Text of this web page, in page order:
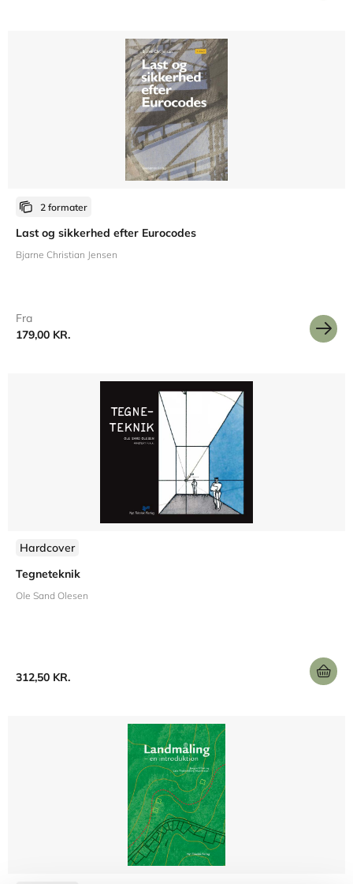
2 formater
Last og sikkerhed efter Eurocodes
Bjarne Christian Jensen
Fra
179,00 KR.
Hardcover
Tegneteknik
Ole Sand Olesen
312,50 KR.